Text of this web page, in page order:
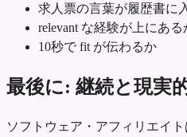
求人票の言葉が履歴書に
relevant な経験が上にある
10秒で fit が伝わるか
最後に: 継続と現実
ソフトウェア・アフィリエイ